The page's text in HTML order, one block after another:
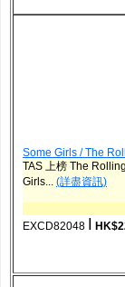
Some Girls / The
TAS 上榜 The
Girls... (詳盡資訊)
EXCD82048